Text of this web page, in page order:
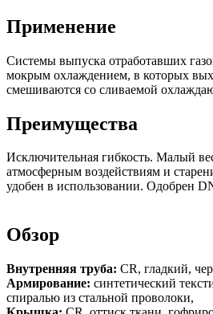
Применение
Системы выпуска отработавших
мокрым охлаждением, в которых
смешиваются со сливаемой
Преимущества
Исключительная гибкость. Малый
атмосферным воздействиям и
удобен в использовании. Одобрен
Обзор
Внутренняя труба: CR, гладкий,
Армирование: синтетический
спиралью из стальной проволоки,